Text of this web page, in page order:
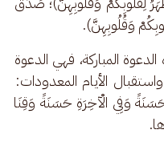
وَقُلُوبِهِنَّ).
المباركة، فهي الدعوة
الأيام المعدودات:
حَسَنَةً وَفِي الْآخِرَةِ حَسَنَةً وَقِنَا